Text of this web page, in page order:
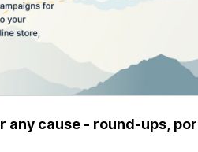
any cause - round-ups,